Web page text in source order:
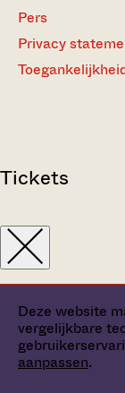
Deze website
vergelijkbare
aanpassen.
Pers
Privacy
Tickets